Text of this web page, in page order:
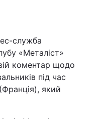
служба
«Металіст»
коментар щодо
під час
який